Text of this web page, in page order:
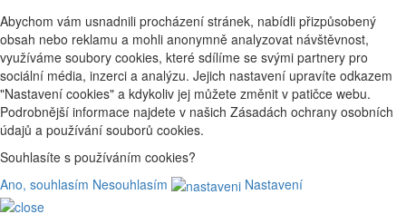
Abychom vám usnadnili procházení stránek, nabídli přizpůsobený
obsah nebo reklamu a mohli anonymně analyzovat návštěvnost,
využíváme soubory cookies, které sdílíme se svými partnery pro
sociální média, inzerci a analýzu. Jejich nastavení upravíte odkazem
"Nastavení cookies" a kdykoliv jej můžete změnit v patičce webu.
Podrobnější informace najdete v našich Zásadách ochrany osobních
údajů a používání souborů cookies.
Souhlasíte s používáním cookies?
Ano, souhlasím Nesouhlasím Nastavení